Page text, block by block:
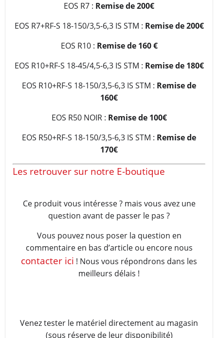
EOS R7 : Remise de 200€
EOS R7+RF-S 18-150/3,5-6,3 IS STM : Remise de 200€
EOS R10 : Remise de 160 €
EOS R10+RF-S 18-45/4,5-6,3 IS STM : Remise de 180€
EOS R10+RF-S 18-150/3,5-6,3 IS STM : Remise de
160€
EOS R50 NOIR : Remise de 100€
EOS R50+RF-S 18-150/3,5-6,3 IS STM : Remise de
170€
Les retrouver sur notre E-boutique
Ce produit vous intéresse ? mais vous avez une
question avant de passer le pas ?
Vous pouvez nous poser la question en
commentaire en bas d’article ou encore nous
contacter ici ! Nous vous répondrons dans les
meilleurs délais !
Venez tester le matériel directement au magasin
(sous réserve de leur disponibilité)